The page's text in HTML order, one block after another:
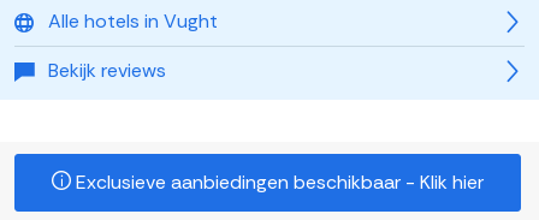
Alle hotels in Vught
Bekijk reviews
Exclusieve aanbiedingen beschikbaar - Klik hier